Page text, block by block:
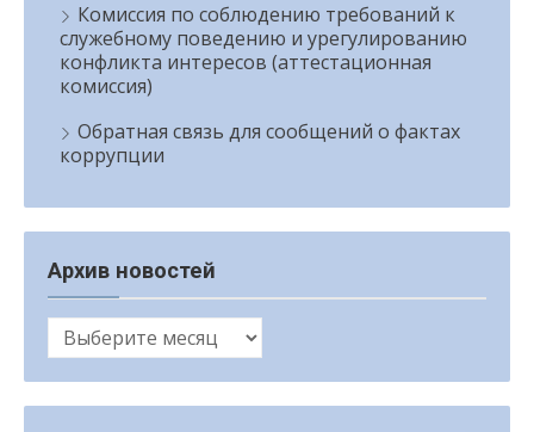
Комиссия по соблюдению требований к
служебному поведению и урегулированию
конфликта интересов (аттестационная
комиссия)
Обратная связь для сообщений о фактах
коррупции
Архив новостей
Архив
новостей